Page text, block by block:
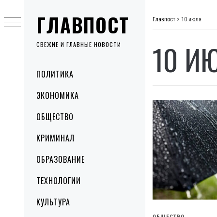
ГЛАВПОСТ
СВЕЖИЕ И ГЛАВНЫЕ НОВОСТИ
MenuПОЛИТИКА
ЭКОНОМИКА
ОБЩЕСТВО
КРИМИНАЛ
ОБРАЗОВАНИЕ
ТЕХНОЛОГИИ
КУЛЬТУРА
to
content
Главпост > 10 июля
10